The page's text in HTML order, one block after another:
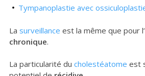
Tympanoplastie avec
La surveillance est la même que pour l’
chronique.
La particularité du cholestéatome est